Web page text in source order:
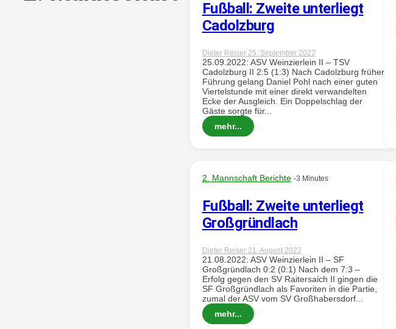
Fußball: Zweite unterliegt
Cadolzburg
Dieter Reiser 25. September 2022
25.09.2022: ASV Weinzierlein II – TSV
Cadolzburg II 2:5 (1:3) Nach Cadolzburg früher
Führung gelang Daniel Pohl nach einer guten
Viertelstunde mit einer direkt verwandelten
Ecke der Ausgleich. Ein Doppelschlag der
Gäste sorgte für...
mehr...
2. Mannschaft Berichte -3 Minutes
Fußball: Zweite unterliegt
Großgründlach
Dieter Reiser 21. August 2022
21.08.2022: ASV Weinzierlein II – SF
Großgründlach 0:2 (0:1) Nach dem 7:3 –
Erfolg gegen den SV Raitersaich II gingen die
SF Großgründlach als Favoriten in die Partie,
zumal der ASV vom SV Großhabersdorf...
mehr...